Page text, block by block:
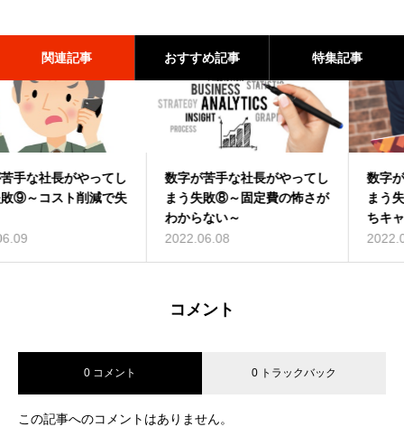
関連記事 おすすめ記事 特集記事
数字が苦手な社長がやってし
まう失敗⑧～固定費の怖さが
2022.06.08
数字が苦手な社長がやってし
まう失敗⑦～設備投資を手持
ちキャッシュで”ポン”～
2022.06.07
数字が苦手な社長がやってし
まう失敗①～安売りしすぎ～
数字が苦手な社長がやってし
まう失敗③～設備投資の判断
ミス～
2022.06.02
数字が苦手な社長がやってし
まう失敗③～設備投資の判断
2022.06.02
数字が苦手な社長がやってし
まう失敗⑥～粗利益率を意識
しすぎる～
2022.06.04
コメント
0 コメント 0 トラックバック
この記事へのコメントはありません。